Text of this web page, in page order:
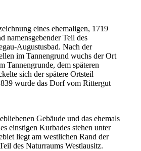
eines ehemaligen, 1719
namensgebender Teil des
Augustusbad. Nach der
im Tannengrund wuchs der Ort
Tannengrunde, dem späteren
sich der spätere Ortsteil
wurde das Dorf vom Rittergut
Gebäude und das ehemals
einstigen Kurbades stehen unter
liegt am westlichen Rand der
des Naturraums Westlausitz.